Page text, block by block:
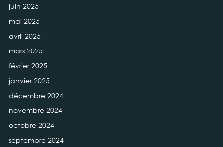
juin 2025
mai 2025
avril 2025
mars 2025
février 2025
janvier 2025
décembre 2024
novembre 2024
octobre 2024
septembre 2024